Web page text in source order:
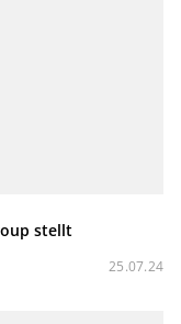
stellt
25.07.24